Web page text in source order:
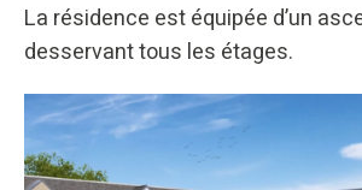
La résidence est équipée d’un
desservant tous les étages.